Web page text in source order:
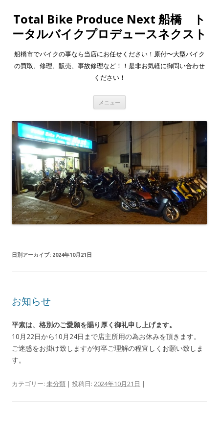
Total Bike Produce Next 船橋 ト
ータルバイクプロデュースネクスト
船橋市でバイクの事なら当店にお任せください！原付〜大型バイク
の買取、修理、販売、事故修理など！！是非お気軽に御問い合わせ
ください！
メニュー
ン
ツ
移
日別アーカイブ: 2024年10月21日
お知らせ
平素は、格別のご愛願を賜り厚く御礼申し上げます。
10月22日から10月24日まで店主所用の為お休みを頂きます。
ご迷惑をお掛け致しますが何卒ご理解の程宜しくお願い致しま
す。
カテゴリー: 未分類 | 投稿日: 2024年10月21日 |